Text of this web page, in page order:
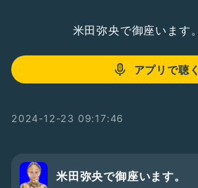
米田弥央で御座います。
アプリで聴く
2024-12-23 09:17:46
米田弥央で御座います。